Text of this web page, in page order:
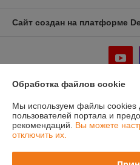
Сайт создан на платформе
Информация для покупателя
Юридическое лицо:ООО "Лигмет
г.Минск, ул. Кальварийская 33,
Регистрационный номер ЕГР:
Обработка файлов cookie
Мы используем файлы cookies
пользователей портала и
рекомендаций. Вы можете
отключить их.